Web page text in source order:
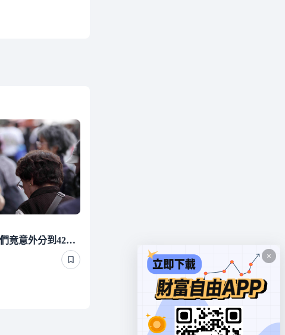
照顧有錢單身長輩 他們竟意外分到4220萬遺產 背後真相曝光了